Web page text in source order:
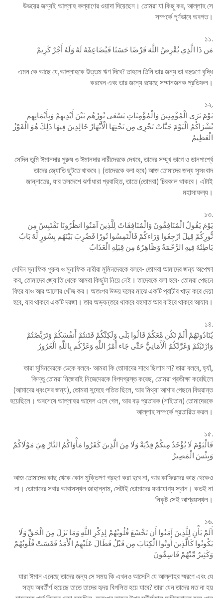
উভয়ের জন্যই আল্লাহ কল্যাণের ওয়াদা দিয়েছেন। তোমরা যা কিছু কর, আল্লাহ সে
সম্পর্কে পূর্ণভাবে অবগত।
১১.
مَن ذَا الَّذِي يُقْرِضُ اللَّهَ قَرْضًا حَسَنًا فَيُضَاعِفَهُ لَهُ وَلَهُ أَجْرٌ كَرِيمٌ
এমন কে আছে যে,আল্লাহকে উত্তম ঋণ দিবে? তাহলে তিনি তার জন্য তা বহুগুণে বৃদ্ধি
করবেন এবং তার জন্যে রয়েছে সম্মানজনক প্রতিফল।
১২.
يَوْمَ تَرَى الْمُؤْمِنِينَ وَالْمُؤْمِنَاتِ يَسْعَى نُورُهُم بَيْنَ أَيْدِيهِمْ وَبِأَيْمَانِهِم
بُشْرَاكُمُ الْيَوْمَ جَنَّاتٌ تَجْرِي مِن تَحْتِهَا الْأَنْهَارُ خَالِدِينَ فِيهَا ذَلِكَ هُوَ الْفَوْزُ
الْعَظِيمُ
সেদিন তুমি ঈমানদার পুরুষ ও ঈমানদার নারীদেরকে দেখবে, তাদের সম্মুখ ভাগে ও ডানপার্শ্বে
তাদের জ্যোতি ছুটতে থাকবে। (তাদেরকে বলা হবে) আজ তোমাদের জন্য সুসংবাদ
জান্নাতের, যার তলদেশে ঝর্ণাধারা প্রবাহিত, তাতে (তোমরা) চিরকাল থাকবে। এটাই
মহাসাফল্য।
১৩.
يَوْمَ يَقُولُ الْمُنَافِقُونَ وَالْمُنَافِقَاتُ لِلَّذِينَ آمَنُوا انظُرُونَا نَقْتَبِسْ مِن
نُّورِكُمْ قِيلَ ارْجِعُوا وَرَاءكُمْ فَالْتَمِسُوا نُورًا فَضُرِبَ بَيْنَهُم بِسُورٍ لَّهُ بَابٌ
بَاطِنُهُ فِيهِ الرَّحْمَةُ وَظَاهِرُهُ مِن قِبَلِهِ الْعَذَابُ
সেদিন মুনাফিক পুরুষ ও মুনাফিক নারীরা মুমিনদেরকে বলবে- তোমরা আমাদের জন্য অপেক্ষা
কর, তোমাদের জ্যোতি থেকে আমরা কিছুটা নিয়ে নেই। তাদেরকে বলা হবে- তোমরা পেছনে
ফিরে যাও আর আলোর খোঁজ কর। অতঃপর উভয় দলের মাঝে একটি প্রাচীর খাড়া করে দেয়া
হবে, যার থাকবে একটি দরজা। তার অভ্যন্তরে থাকবে রহমাত আর বাইরে থাকবে আযাব।
১৪.
يُنَادُونَهُمْ أَلَمْ نَكُن مَّعَكُمْ قَالُوا بَلَى وَلَكِنَّكُمْ فَتَنتُمْ أَنفُسَكُمْ وَتَرَبَّصْتُمْ
وَارْتَبْتُمْ وَغَرَّتْكُمُ الْأَمَانِيُّ حَتَّى جَاء أَمْرُ اللَّهِ وَغَرَّكُم بِاللَّهِ الْغَرُورُ
তারা মুমিনদেরকে ডেকে বলবে- আমরা কি তোমাদের সাথে ছিলাম না? তারা বলবে, হ্যাঁ,
কিন্তু তোমরা নিজেরাই নিজেদেরকে বিপদগ্রস্ত করেছ, তোমরা প্রতীক্ষা করেছিলে
(আমাদের ধ্বংসের জন্য), তোমরা সন্দেহে পতিত ছিলে, আর মিথ্যা আশার পেছনে বিভ্রান্ত
হয়েছিলে। অবশেষে আল্লাহর আদেশ এসে গেল, আর বড় প্রতারক (শাইতান) তোমাদেরকে
আল্লাহ সম্পর্কে প্রতারিত করল।
১৫.
فَالْيَوْمَ لَا يُؤْخَذُ مِنكُمْ فِدْيَةٌ وَلَا مِنَ الَّذِينَ كَفَرُوا مَأْوَاكُمُ النَّارُ هِيَ مَوْلَاكُمْ
وَبِئْسَ الْمَصِيرُ
আজ তোমাদের কাছ থেকে কোন মুক্তিপণ গ্রহণ করা হবে না, আর কাফিরদের কাছ থেকেও
না। তোমাদের সবার আবাসস্থল জাহান্নাম, সেটাই তোমাদের যথাযোগ্য স্থান। কতই না
নিকৃষ্ট সেই আশ্রয়স্থল।
১৬.
أَلَمْ يَأْنِ لِلَّذِينَ آمَنُوا أَن تَخْشَعَ قُلُوبُهُمْ لِذِكْرِ اللَّهِ وَمَا نَزَلَ مِنَ الْحَقِّ وَلَا
يَكُونُوا كَالَّذِينَ أُوتُوا الْكِتَابَ مِن قَبْلُ فَطَالَ عَلَيْهِمُ الْأَمَدُ فَقَسَتْ قُلُوبُهُمْ
وَكَثِيرٌ مِّنْهُمْ فَاسِقُونَ
যারা ঈমান এনেছে তাদের জন্য সে সময় কি এখনও আসেনি যে আল্লাহর স্মরণে এবং যে
সত্য অবর্তীর্ণ হয়েছে তাতে তাদের হৃদয় বিগলিত হয়ে যাবে? তারা যেন তাদের মত না হয়